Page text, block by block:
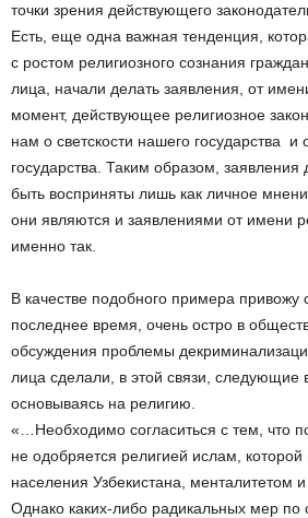
точки зрения действующего
Есть, еще одна важная тенденция,
с ростом религиозного сознания
лица, начали делать заявления, от
момент, действующее религиозное
нам о светскости нашего государства и
государства. Таким образом,
быть восприняты лишь как личное
они являются и заявлениями от имени
именно так.
В качестве подобного примера
последнее время, очень остро в
обсуждения проблемы
лица сделали, в этой связи, следующие
основываясь на религию.
«…Необходимо согласиться с тем, что
не одобряется религией ислам,
населения Узбекистана, менталитетом
Однако каких-либо радикальных мер по